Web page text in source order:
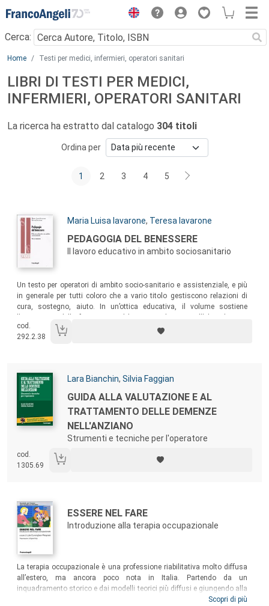
Menu
Cerca:
Main content
Home Testi per medici, infermieri, operatori sanitari
LIBRI DI TESTI PER MEDICI,
INFERMIERI, OPERATORI SANITARI
La ricerca ha estratto dal catalogo 304 titoli
Ordina per
1 2 3 4 5
Autori:
Maria Luisa Iavarone, Teresa Iavarone
Titolo:
PEDAGOGIA DEL BENESSERE
Il lavoro educativo in ambito sociosanitario
Un testo per operatori di ambito socio-sanitario e assistenziale, e più
in generale per tutti coloro che a vario titolo gestiscono relazioni di
cura, sostegno, aiuto. In un’ottica educativa, il volume sostiene
possiamo imparare a star meglio e che il benessere non è soltanto
una questione di quantità di risorse, ma soprattutto di qualità di
cod.
292.2.38
Autori:
Lara Bianchin, Silvia Faggian
Titolo:
GUIDA ALLA VALUTAZIONE E AL
TRATTAMENTO DELLE DEMENZE
NELL'ANZIANO
Strumenti e tecniche per l'operatore
cod.
1305.69
Autori:
Titolo:
ESSERE NEL FARE
Introduzione alla terapia occupazionale
Sommario:
La terapia occupazionale è una professione riabilitativa molto diffusa
all’estero, ma ancora poco nota in Italia. Partendo da un
inquadramento storico e dai modelli teorici più diffusi e giungendo alla
descrizione della pratica clinica e alla presentazione di alcuni casi
Scopri di più